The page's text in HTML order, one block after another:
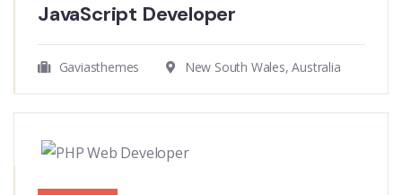
JavaScript Developer​
Gaviasthemes New South Wales, Australia